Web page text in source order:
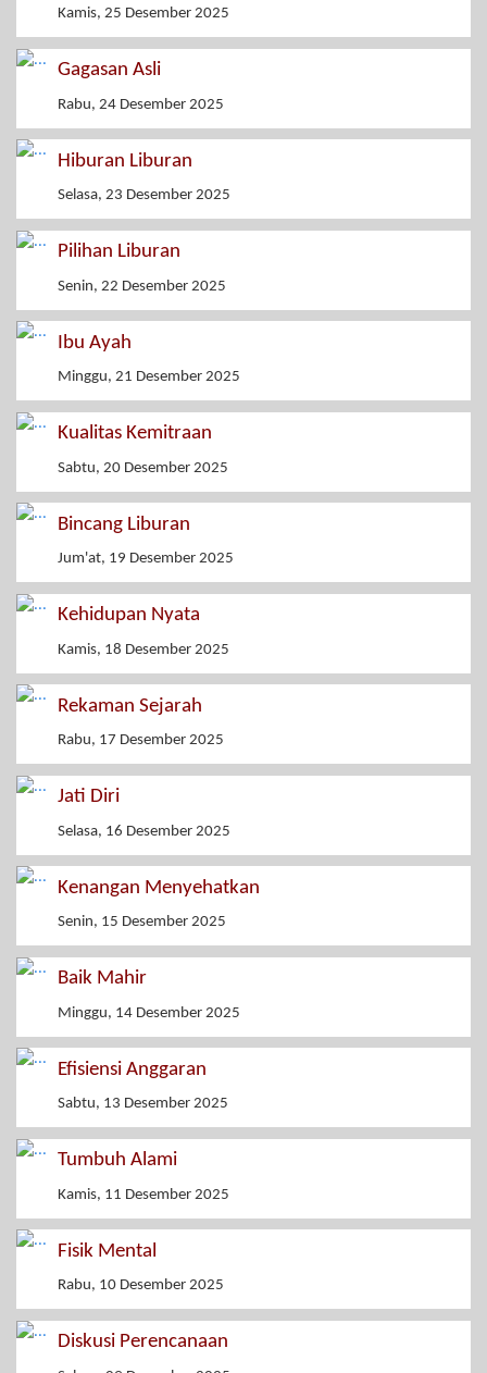
Kamis, 25 Desember 2025
Gagasan Asli
Rabu, 24 Desember 2025
Hiburan Liburan
Selasa, 23 Desember 2025
Pilihan Liburan
Senin, 22 Desember 2025
Ibu Ayah
Minggu, 21 Desember 2025
Kualitas Kemitraan
Sabtu, 20 Desember 2025
Bincang Liburan
Jum'at, 19 Desember 2025
Kehidupan Nyata
Kamis, 18 Desember 2025
Rekaman Sejarah
Rabu, 17 Desember 2025
Jati Diri
Selasa, 16 Desember 2025
Kenangan Menyehatkan
Senin, 15 Desember 2025
Baik Mahir
Minggu, 14 Desember 2025
Efisiensi Anggaran
Sabtu, 13 Desember 2025
Tumbuh Alami
Kamis, 11 Desember 2025
Fisik Mental
Rabu, 10 Desember 2025
Diskusi Perencanaan